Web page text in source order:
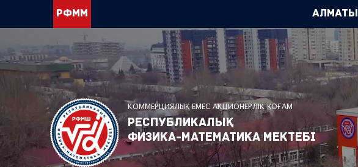
РФММ Алматы
КОММЕРЦИЯЛЫҚ ЕМЕС АКЦИОНЕРЛІК ҚОҒАМ
Республикалық
физика-математика мектебі